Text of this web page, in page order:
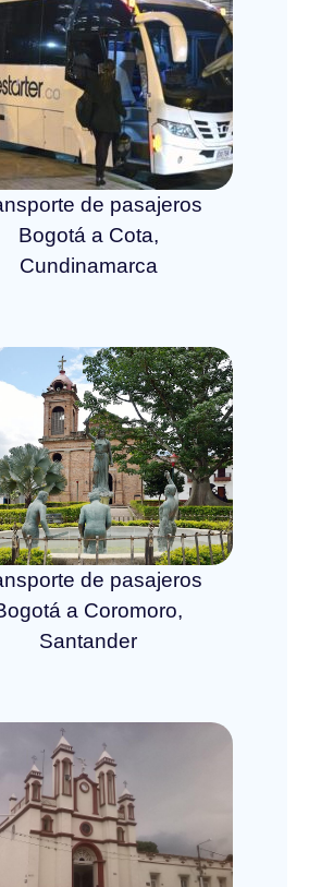
de pasajeros
Bogotá a Cota,
Cundinamarca
de pasajeros
a Coromoro,
Santander